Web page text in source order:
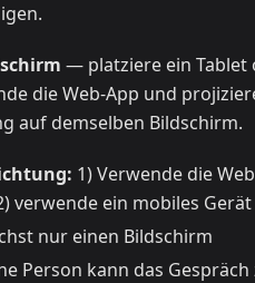
— platziere ein Tablet
die Web-App und
auf demselben Bildschirm.
1) Verwende die
verwende ein mobiles
nur einen Bildschirm
Person kann das